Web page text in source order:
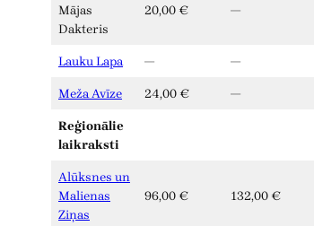
Mājas
Dakteris
20,00 € —
Lauku Lapa — —
Meža Avīze 24,00 € —
Reģionālie
laikraksti
Alūksnes un
Malienas
Ziņas
96,00 € 132,00 €